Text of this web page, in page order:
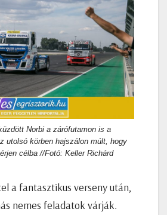
Norbi a zárófutamon is a
utolsó körben hajszálon múlt, hogy
célba //Fotó: Keller Richárd
a fantasztikus verseny után,
nemes feladatok várják.